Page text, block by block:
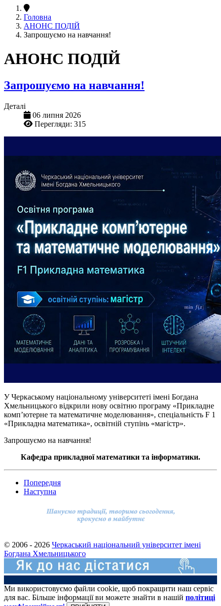
Головна
АНОНС ПОДІЙ
Запрошуємо на навчання!
АНОНС ПОДІЙ
Запрошуємо на навчання!
Деталі
06 липня 2026
Перегляди: 315
У Черкаському національному університеті імені Богдана
Хмельницького відкрили нову освітню програму «Прикладне
комп’ютерне та математичне моделювання», спеціальність F 1
«Прикладна математика», освітній ступінь «магістр».
Запрошуємо на навчання!
Кафедра прикладної математики та інформатики.
Попередня
Наступна
© 2006 - 2026 Черкаський національний університет імені
Богдана Хмельницького
Ми використовуємо файли cookie, щоб покращити наш сервіс
для вас. Більше інформації ви можете знайти в нашій політиці